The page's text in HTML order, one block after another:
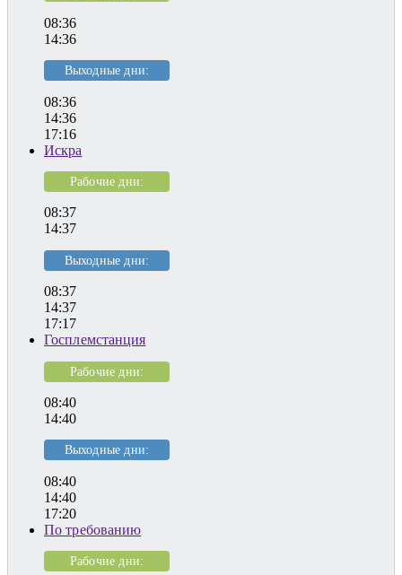
08:36
14:36
Выходные дни:
08:36
14:36
17:16
Искра
Рабочие дни:
08:37
14:37
Выходные дни:
08:37
14:37
17:17
Госплемстанция
Рабочие дни:
08:40
14:40
Выходные дни:
08:40
14:40
17:20
По требованию
Рабочие дни: